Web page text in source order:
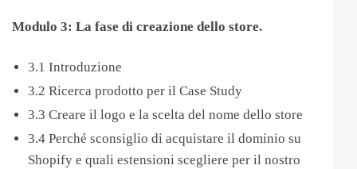
Modulo 3: La fase di creazione dello store.
3.1 Introduzione
3.2 Ricerca prodotto per il Case Study
3.3 Creare il logo e la scelta del nome dello store
3.4 Perché sconsiglio di acquistare il dominio su
Shopify e quali estensioni scegliere per il nostro